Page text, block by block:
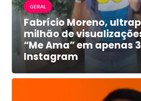
GERAL
Fabrício Moreno,
milhão de
“Me Ama” em apenas
Instagram